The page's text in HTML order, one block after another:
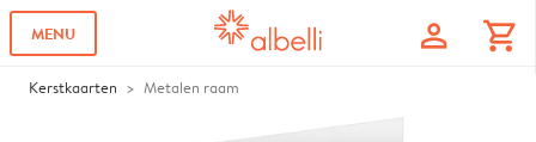
MENU profile shopping_cart
Kerstkaarten Metalen raam